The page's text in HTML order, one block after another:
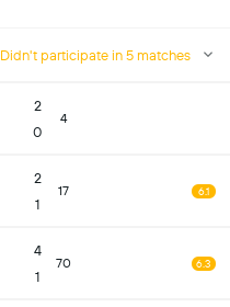
Didn't participate in 5 matches
2
0
4
2
1
17 6.1
4
1
70 6.3